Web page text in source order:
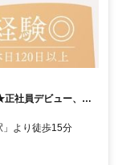
社員デビュー、こ
」より徒歩15分